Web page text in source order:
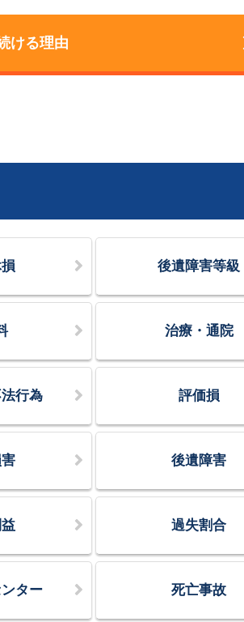
ける理由
後遺障害等級
治療・通院
行為 評価損
後遺障害
過失割合
ター 死亡事故